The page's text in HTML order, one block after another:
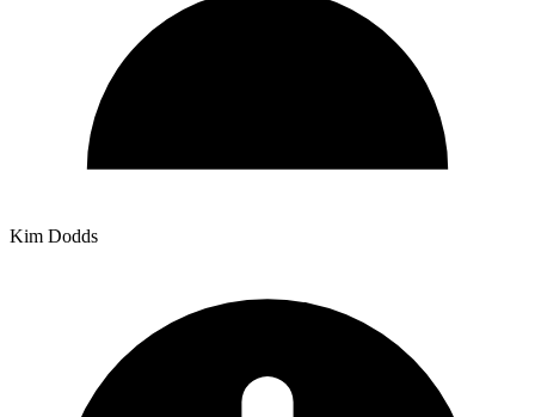
Kim Dodds